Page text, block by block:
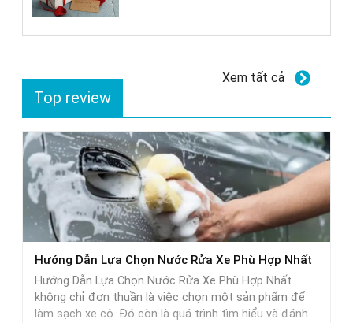
Top review
Xem tất cả
Hướng Dẫn Lựa Chọn Nước Rửa Xe Phù Hợp Nhất
Hướng Dẫn Lựa Chọn Nước Rửa Xe Phù Hợp Nhất
không chỉ đơn thuần là việc chọn một sản phẩm để
làm sạch xe cộ. Đó còn là quá trình tìm hiểu và đánh